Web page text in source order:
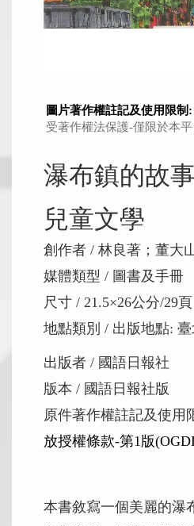
圖片著作權註記及使用限制:
受著作權法保護-僅限於本
瀑布鎮的故事
兒童文學
創作者
林良著；董大
媒體類型
圖書及手冊
尺寸
21.5×26公分/29頁
地點類別
出版地點:
出版者
國語日報社
版本
國語日報社版
原件著作權註記及使用
放授權條款-第1版
本書敘寫一個美麗的瀑